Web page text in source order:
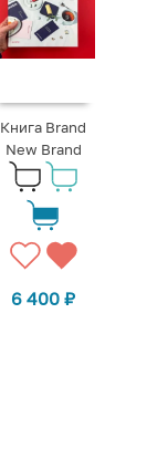
Книга Brand
New Brand
6 400₽